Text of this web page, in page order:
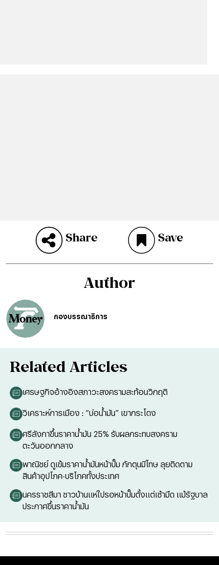
Share Save
Author
กองบรรณาธิการ
Related Articles
เศรษฐกิจอ้างอิงสภาวะสงครามสะท้อนวิกฤติ
วิเคราะห์การเมือง : “บ่อน้ำมัน” เขากระโดง
ศรีลังกาขึ้นราคาน้ำมัน 25% รับผลกระทบสงคราม
ตะวันออกกลาง
พาณิชย์ ดูเข้มราคาน้ำมันหน้าปั๊ม กักตุนมีโทษ ลุยติดตาม
สินค้าอุปโภค-บริโภคทั้งประเทศ
นครราชสีมา ชาวบ้านแห่ไปรอหน้าปั๊มตั้งแต่เช้ามืด แม้รัฐบาล
ประกาศขึ้นราคาน้ำมัน